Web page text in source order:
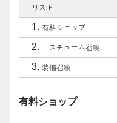
リスト
有料ショップ
コスチューム召喚
装備召喚
有料ショップ